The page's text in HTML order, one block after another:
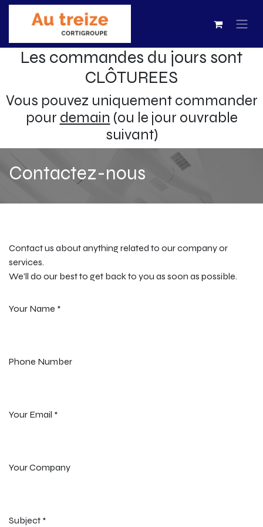
Les commandes du jours sont
CLÔTUREES
Vous pouvez uniquement commander
pour demain (ou le jour ouvrable
suivant)
Contactez-nous
Contact us about anything related to our company or
services.
We'll do our best to get back to you as soon as possible.
Your Name *
Phone Number
Your Email *
Your Company
Subject *